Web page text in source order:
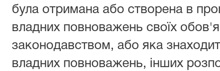
була отримана або створена в
владних повноважень своїх
законодавством, або яка
владних повноважень, інших